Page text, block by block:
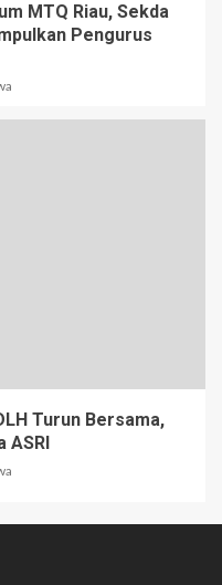
MTQ Riau, Sekda
Pengurus
Turun Bersama,
ASRI